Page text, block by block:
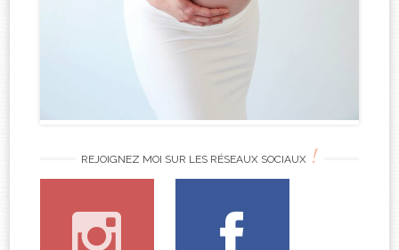
REJOIGNEZ MOI SUR LES RÉSEAUX SOCIAUX !